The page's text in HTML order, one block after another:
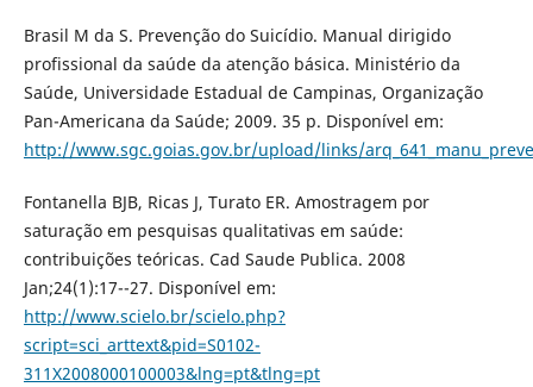
Brasil M da S. Prevenção do Suicídio. Manual dirigido
profissional da saúde da atenção básica. Ministério da
Saúde, Universidade Estadual de Campinas, Organização
Pan-Americana da Saúde; 2009. 35 p. Disponível em:
http://www.sgc.goias.gov.br/upload/links/
Fontanella BJB, Ricas J, Turato ER. Amostragem por
saturação em pesquisas qualitativas em saúde:
contribuições teóricas. Cad Saude Publica. 2008
Jan;24(1):17--27. Disponível em:
http://www.scielo.br/scielo.php?
script=sci_arttext&pid=S0102-
311X2008000100003&lng=pt&tlng=pt